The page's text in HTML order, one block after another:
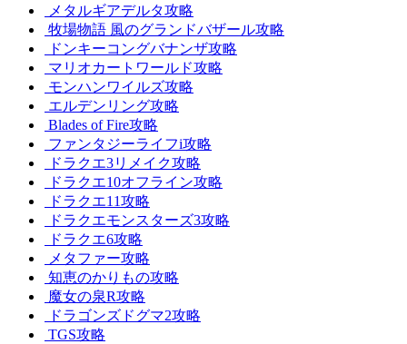
メタルギアデルタ攻略
牧場物語 風のグランドバザール攻略
ドンキーコングバナンザ攻略
マリオカートワールド攻略
モンハンワイルズ攻略
エルデンリング攻略
Blades of Fire攻略
ファンタジーライフi攻略
ドラクエ3リメイク攻略
ドラクエ10オフライン攻略
ドラクエ11攻略
ドラクエモンスターズ3攻略
ドラクエ6攻略
メタファー攻略
知恵のかりもの攻略
魔女の泉R攻略
ドラゴンズドグマ2攻略
TGS攻略